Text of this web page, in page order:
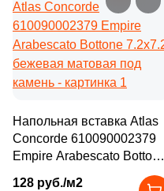
Напольная вставка Atlas
Concorde 610090002379
Empire Arabescato Bottone
7.2x7.2 бежевая матовая
128 руб./м2